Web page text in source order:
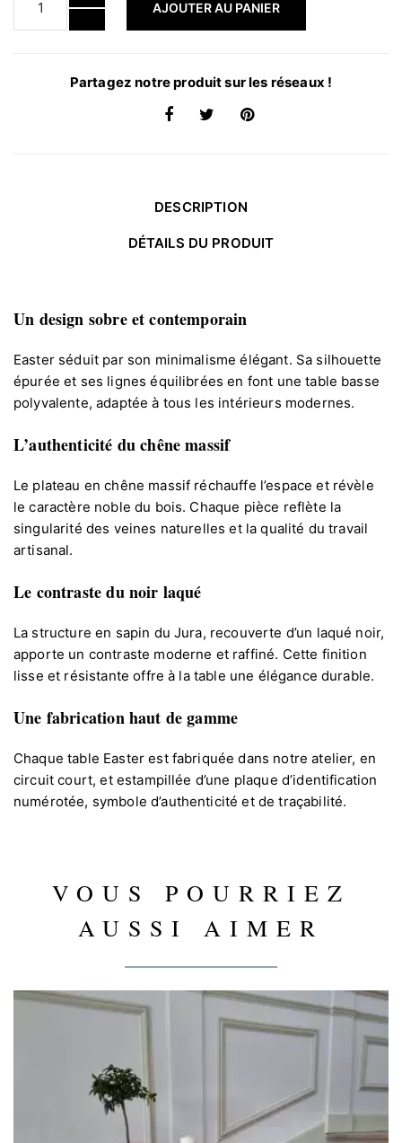
AJOUTER AU PANIER
Partagez notre produit sur les réseaux !
DESCRIPTION
DÉTAILS DU PRODUIT
Un design sobre et contemporain
Easter séduit par son minimalisme élégant. Sa silhouette
épurée et ses lignes équilibrées en font une table basse
polyvalente, adaptée à tous les intérieurs modernes.
L’authenticité du chêne massif
Le plateau en chêne massif réchauffe l’espace et révèle
le caractère noble du bois. Chaque pièce reflète la
singularité des veines naturelles et la qualité du travail
artisanal.
Le contraste du noir laqué
La structure en sapin du Jura, recouverte d’un laqué noir,
apporte un contraste moderne et raffiné. Cette finition
lisse et résistante offre à la table une élégance durable.
Une fabrication haut de gamme
Chaque table Easter est fabriquée dans notre atelier, en
circuit court, et estampillée d’une plaque d’identification
numérotée, symbole d’authenticité et de traçabilité.
VOUS POURRIEZ
AUSSI AIMER